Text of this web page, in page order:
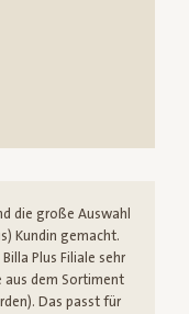
die große Auswahl
Kundin gemacht.
Plus Filiale sehr
aus dem Sortiment
Das passt für